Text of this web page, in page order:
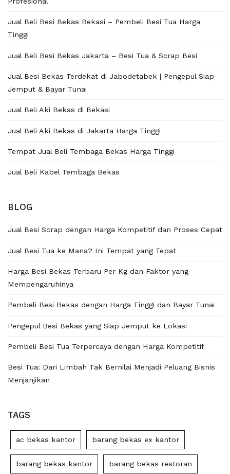
Jual Beli Besi Bekas Bekasi – Pembeli Besi Tua Harga
Tinggi
Jual Beli Besi Bekas Jakarta – Besi Tua & Scrap Besi
Jual Besi Bekas Terdekat di Jabodetabek | Pengepul Siap
Jemput & Bayar Tunai
Jual Beli Aki Bekas di Bekasi
Jual Beli Aki Bekas di Jakarta Harga Tinggi
Tempat Jual Beli Tembaga Bekas Harga Tinggi
Jual Beli Kabel Tembaga Bekas
BLOG
Jual Besi Scrap dengan Harga Kompetitif dan Proses Cepat
Jual Besi Tua ke Mana? Ini Tempat yang Tepat
Harga Besi Bekas Terbaru Per Kg dan Faktor yang
Mempengaruhinya
Pembeli Besi Bekas dengan Harga Tinggi dan Bayar Tunai
Pengepul Besi Bekas yang Siap Jemput ke Lokasi
Pembeli Besi Tua Terpercaya dengan Harga Kompetitif
Besi Tua: Dari Limbah Tak Bernilai Menjadi Peluang Bisnis
Menjanjikan
TAGS
ac bekas kantor barang bekas ex kantor
barang bekas kantor barang bekas restoran